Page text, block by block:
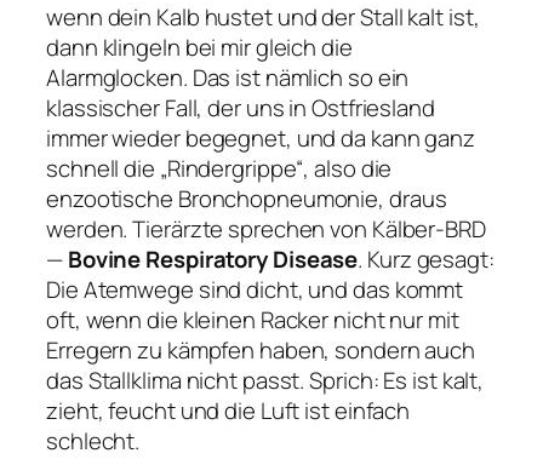
wenn dein Kalb hustet und der Stall kalt ist,
dann klingeln bei mir gleich die
Alarmglocken. Das ist nämlich so ein
klassischer Fall, der uns in Ostfriesland
immer wieder begegnet, und da kann ganz
schnell die „Rindergrippe“, also die
enzootische Bronchopneumonie, draus
werden. Tierärzte sprechen von Kälber-BRD
—Bovine Respiratory Disease. Kurz gesagt:
Die Atemwege sind dicht, und das kommt
oft, wenn die kleinen Racker nicht nur mit
Erregern zu kämpfen haben, sondern auch
das Stallklima nicht passt. Sprich: Es ist kalt,
zieht, feucht und die Luft ist einfach
schlecht.